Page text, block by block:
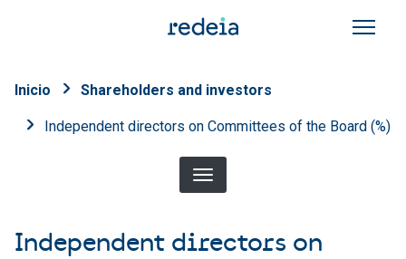
Breadcrumb
Inicio Shareholders and investors
Independent directors on Committees of the Board (%)
Independent directors on